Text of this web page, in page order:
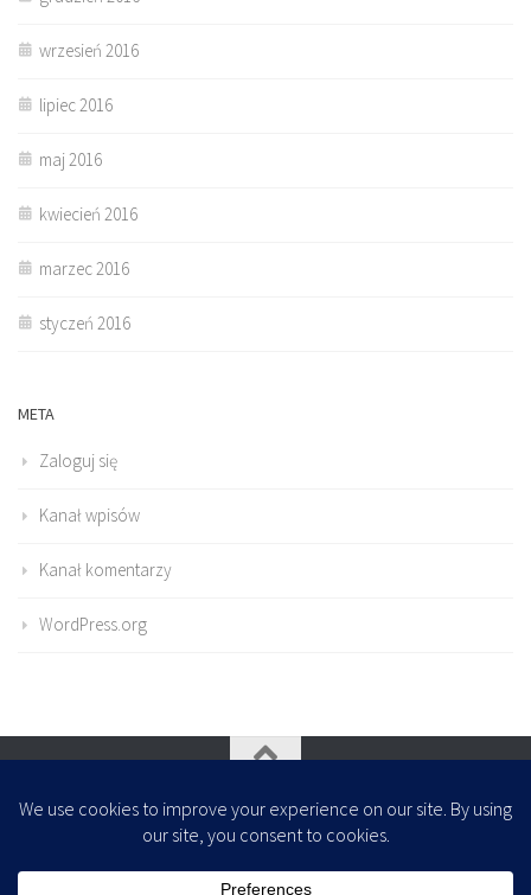
wrzesień 2016
lipiec 2016
maj 2016
kwiecień 2016
marzec 2016
styczeń 2016
META
Zaloguj się
Kanał wpisów
Kanał komentarzy
WordPress.org